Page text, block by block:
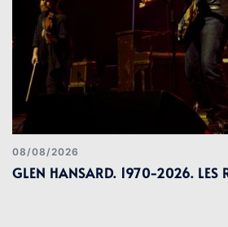
08/08/2026
GLEN HANSARD. 1970-2026. LES